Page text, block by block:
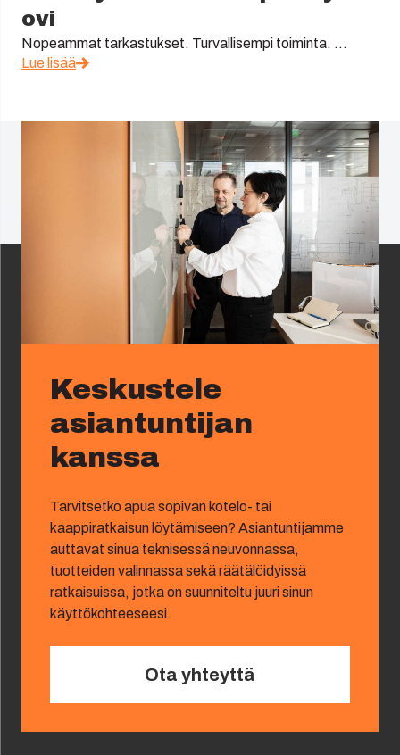
ovi
Nopeammat tarkastukset. Turvallisempi toiminta. ...
Lue lisää
Keskustele
asiantuntijan
kanssa
Tarvitsetko apua sopivan kotelo- tai
kaappiratkaisun löytämiseen? Asiantuntijamme
auttavat sinua teknisessä neuvonnassa,
tuotteiden valinnassa sekä räätälöidyissä
ratkaisuissa, jotka on suunniteltu juuri sinun
käyttökohteeseesi.
Ota yhteyttä